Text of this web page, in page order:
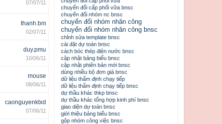
07/07/11
thanh.bm
02/07/11
duy.pmu
10/06/11
mouse
08/06/11
caonguyenktxd
07/06/11
chuyển đổi cấp phối vữa bnsc
chuyển đổi nhóm nc bnsc
chuyển đổi nhóm nhân công
chuyển đổi nhóm nhân công bnsc
chỉnh sửa template bnsc
cài đặt dự toán bnsc
cách bóc thép điện nước bnsc
cập nhật bảng biểu bnsc
cập nhật phiên bản mới bnsc
dùng nhiều bộ đơn giá bnsc
dữ liệu thẩm định chạy tiếp
dữ liệu thẩm định chạy tiếp bnsc
dự thầu khác thkp bnsc
dự thầu khác tổng hợp kinh phí bnsc
giao diện dự toán bnsc
giới thiệu bảng biểu bnsc
gộp nhóm công việc bnsc